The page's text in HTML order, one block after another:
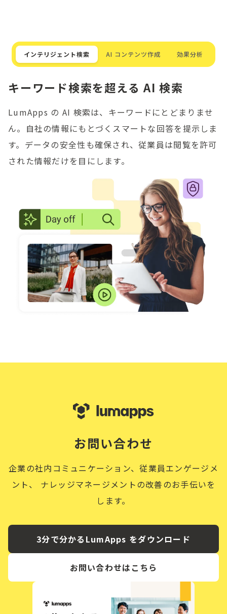
インテリジェント検索 AI コンテンツ作成 効果分析
キーワード検索を超える AI 検索
LumApps の AI 検索は、キーワードにとどまりませ
ん。自社の情報にもとづくスマートな回答を提示しま
す。データの安全性も確保され、従業員は閲覧を許可
された情報だけを目にします。
お問い合わせ
企業の社内コミュニケーション、従業員エンゲージメ
ント、
ナレッジマネージメントの改善のお手伝いを
します。
3分で分かるLumApps をダウンロード
お問い合わせはこちら